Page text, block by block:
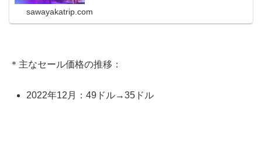
sawayakatrip.com
＊主なセール価格の推移：
2022年12月：49ドル→35ドル